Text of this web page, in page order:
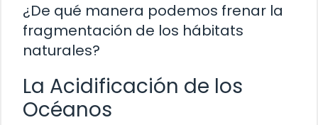
¿De qué manera podemos frenar la
fragmentación de los hábitats
naturales?
La Acidificación de los
Océanos